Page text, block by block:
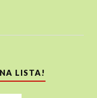
LISTA!